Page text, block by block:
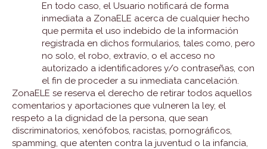
En todo caso, el Usuario notificará de forma
inmediata a ZonaELE acerca de cualquier hecho
que permita el uso indebido de la información
registrada en dichos formularios, tales como, pero
no solo, el robo, extravío, o el acceso no
autorizado a identificadores y/o contraseñas, con
el fin de proceder a su inmediata cancelación.
ZonaELE se reserva el derecho de retirar todos aquellos
comentarios y aportaciones que vulneren la ley, el
respeto a la dignidad de la persona, que sean
discriminatorios, xenófobos, racistas, pornográficos,
spamming, que atenten contra la juventud o la infancia,